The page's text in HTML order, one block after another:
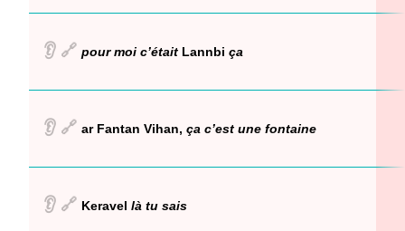
👂 🔗 pour moi c’était Lannbi ça
👂 🔗 ar Fantan Vihan, ça c’est une fontaine
👂 🔗 Keravel là tu sais